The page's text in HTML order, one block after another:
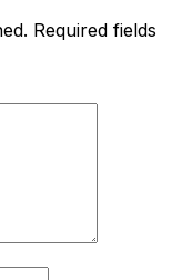
Required fields